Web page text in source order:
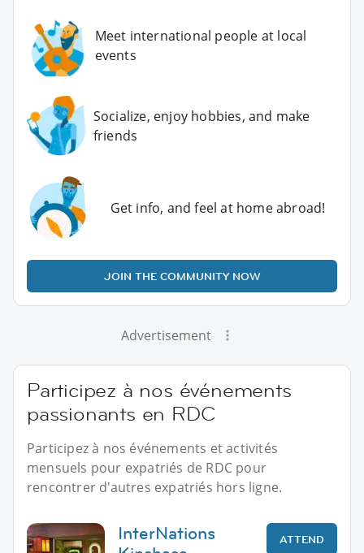
Meet international people at local
events
Socialize, enjoy hobbies, and make
friends
Get info, and feel at home abroad!
JOIN THE COMMUNITY NOW
Advertisement
Participez à nos événements
passionants en RDC
Participez à nos événements et activités
mensuels pour expatriés de RDC pour
rencontrer d'autres expatriés hors ligne.
InterNations
ATTEND